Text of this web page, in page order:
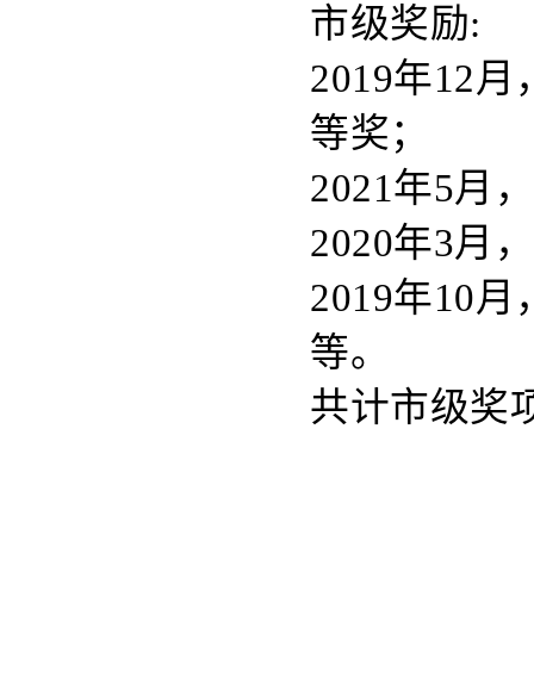
市级奖励:
2019年12月
等奖；
2021年5月
2020年3月
2019年10月
等。
共计市级奖